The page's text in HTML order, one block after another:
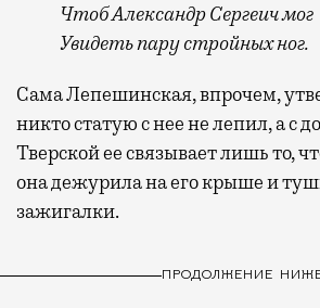
Чтоб Александр Сергеич мог
Увидеть пару стройных ног.
Сама Лепешинская, впрочем,
никто статую с нее не лепил, а с
Тверской ее связывает лишь то,
она дежурила на его крыше и
зажигалки.
ПРОДОЛЖЕНИЕ